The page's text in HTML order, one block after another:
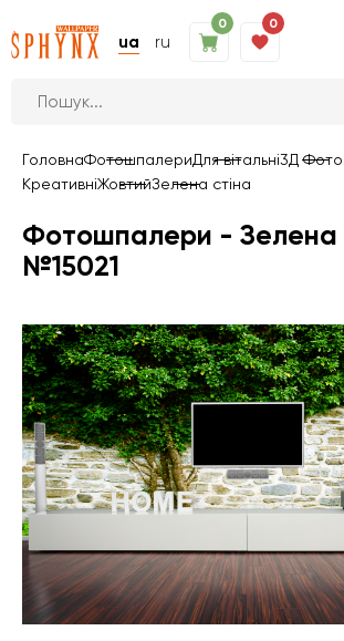
ua ru
0 0
ГоловнаФотошпалериДля вітальні3Д
КреативніЖовтийЗелена стіна
Фотошпалери - Зелена
№15021